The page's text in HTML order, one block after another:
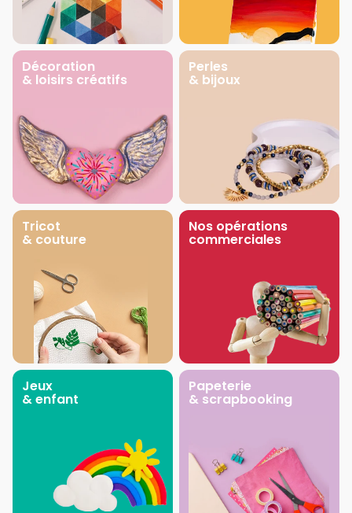
Décoration
& loisirs créatifs
Perles
& bijoux
Tricot
& couture
Nos opérations
commerciales
Jeux
& enfant
Papeterie
& scrapbooking